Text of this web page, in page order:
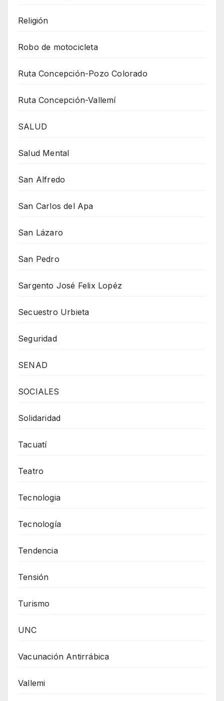
Religión
Robo de motocicleta
Ruta Concepción-Pozo Colorado
Ruta Concepción-Vallemí
SALUD
Salud Mental
San Alfredo
San Carlos del Apa
San Lázaro
San Pedro
Sargento José Felix Lopéz
Secuestro Urbieta
Seguridad
SENAD
SOCIALES
Solidaridad
Tacuatí
Teatro
Tecnologia
Tecnología
Tendencia
Tensión
Turismo
UNC
Vacunación Antirrábica
Vallemi